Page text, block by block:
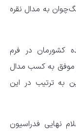
به مدال نقره
کشورمان در فرم
موفق به کسب مدال
به ترتیب در این
نهایی فدراسیون